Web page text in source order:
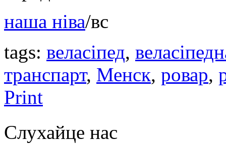
наша ніва/вс
tags: веласіпед,
транспарт, Менск, ровар,
Print
Слухайце нас